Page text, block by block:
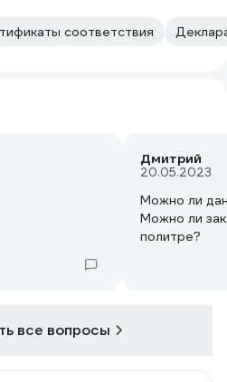
соответствия
Дмитрий
20.05.2023
Можно ли
Можно ли
политре?
все вопросы